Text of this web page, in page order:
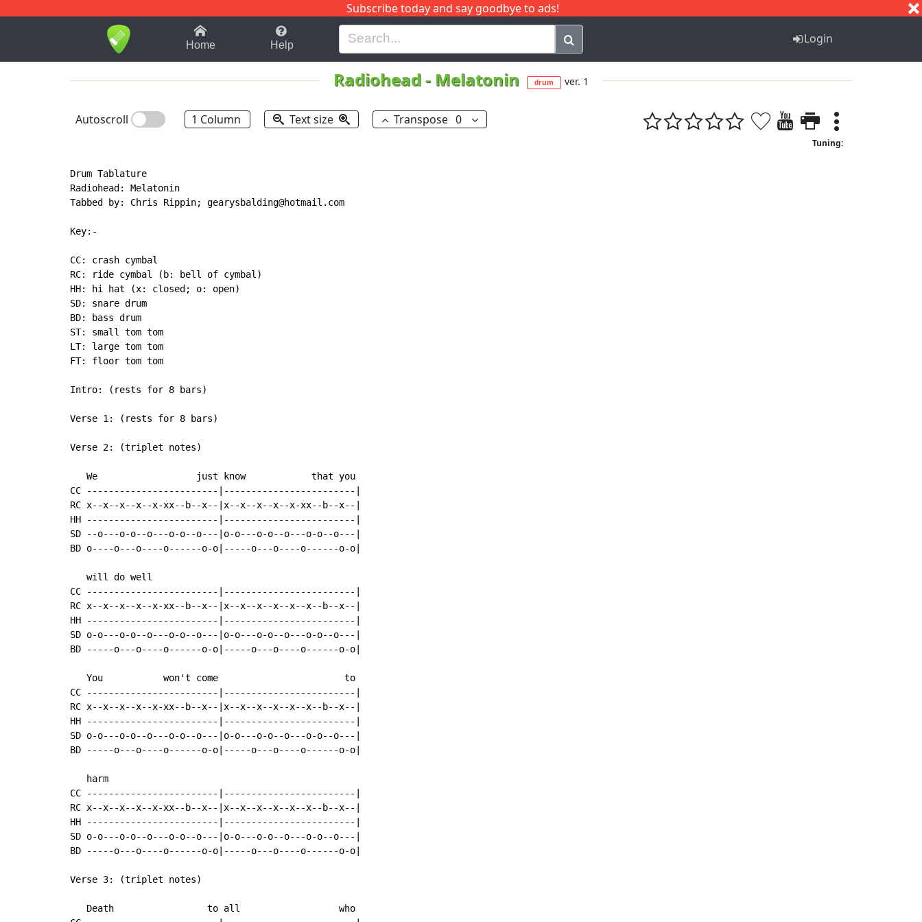
Subscribe today and say goodbye to ads!
1-9 B H I J Q
Home Help Login
Radiohead- Melatonin drum ver. 1
Autoscroll 1 Column Text size Transpose 0
Tuning:
Drum Tablature
Radiohead: Melatonin
Tabbed by: Chris Rippin; gearysbalding@hotmail.com
Key:-
CC: crash cymbal
RC: ride cymbal (b: bell of cymbal)
HH: hi hat (x: closed; o: open)
SD: snare drum
BD: bass drum
ST: small tom tom
LT: large tom tom
FT: floor tom tom
Intro: (rests for 8 bars)
Verse 1: (rests for 8 bars)
Verse 2: (triplet notes)
   We                  just know            that you
CC ------------------------|------------------------|
RC x--x--x--x--x-xx--b--x--|x--x--x--x--x-xx--b--x--|
HH ------------------------|------------------------|
SD --o---o-o--o---o-o--o---|o-o---o-o--o---o-o--o---|
BD o----o---o----o------o-o|-----o---o----o------o-o|
   will do well
CC ------------------------|------------------------|
RC x--x--x--x--x-xx--b--x--|x--x--x--x--x--x--b--x--|
HH ------------------------|------------------------|
SD o-o---o-o--o---o-o--o---|o-o---o-o--o---o-o--o---|
BD -----o---o----o------o-o|-----o---o----o------o-o|
   You           won't come                       to
CC ------------------------|------------------------|
RC x--x--x--x--x-xx--b--x--|x--x--x--x--x--x--b--x--|
HH ------------------------|------------------------|
SD o-o---o-o--o---o-o--o---|o-o---o-o--o---o-o--o---|
BD -----o---o----o------o-o|-----o---o----o------o-o|
   harm
CC ------------------------|------------------------|
RC x--x--x--x--x-xx--b--x--|x--x--x--x--x--x--b--x--|
HH ------------------------|------------------------|
SD o-o---o-o--o---o-o--o---|o-o---o-o--o---o-o--o---|
BD -----o---o----o------o-o|-----o---o----o------o-o|
Verse 3: (triplet notes)
   Death                 to all                  who